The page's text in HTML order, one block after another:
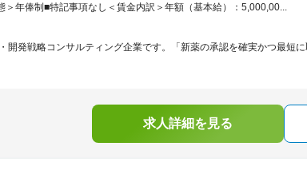
＞年俸制■特記事項なし＜賃金内訳＞年額（基本給）：5,000,00...
開発戦略コンサルティング企業です。「新薬の承認を確実かつ最短
求人詳細を見る